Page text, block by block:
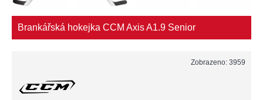
Brankářská hokejka CCM Axis A1.9 Senior
Zobrazeno: 3959